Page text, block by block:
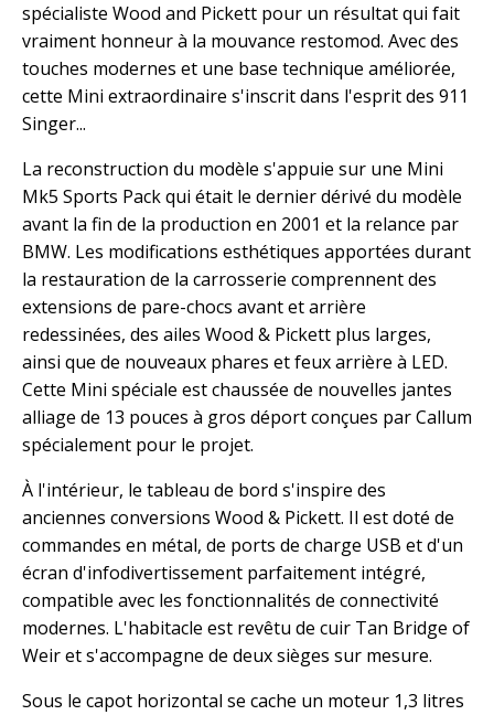
spécialiste Wood and Pickett pour un résultat qui fait
vraiment honneur à la mouvance restomod. Avec des
touches modernes et une base technique améliorée,
cette Mini extraordinaire s'inscrit dans l'esprit des 911
Singer...
La reconstruction du modèle s'appuie sur une Mini
Mk5 Sports Pack qui était le dernier dérivé du modèle
avant la fin de la production en 2001 et la relance par
BMW. Les modifications esthétiques apportées durant
la restauration de la carrosserie comprennent des
extensions de pare-chocs avant et arrière
redessinées, des ailes Wood & Pickett plus larges,
ainsi que de nouveaux phares et feux arrière à LED.
Cette Mini spéciale est chaussée de nouvelles jantes
alliage de 13 pouces à gros déport conçues par Callum
spécialement pour le projet.
À l'intérieur, le tableau de bord s'inspire des
anciennes conversions Wood & Pickett. Il est doté de
commandes en métal, de ports de charge USB et d'un
écran d'infodivertissement parfaitement intégré,
compatible avec les fonctionnalités de connectivité
modernes. L'habitacle est revêtu de cuir Tan Bridge of
Weir et s'accompagne de deux sièges sur mesure.
Sous le capot horizontal se cache un moteur 1,3 litres